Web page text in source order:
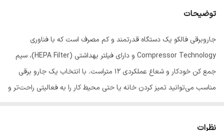
تعداد چرخ چهار عدد
سایر توضیحات
گنجایش 5 لیتر
قدرت موتور
توضیحات
جاروبرقی فالکو یک دستگاه قدرتمند و کم مصرف است که با فناوری
Compressor Technology و دارای فیلتر بهداشتی (HEPA Filter)، سیم
جمع کن خودکار و شعاع عملکردی 12 متراست. با انتخاب یک جارو برقی
مناسب می‌توانید تمیز کردن خانه یا حتی محیط کار را به فعالیتی راحت‌تر و
نظرات